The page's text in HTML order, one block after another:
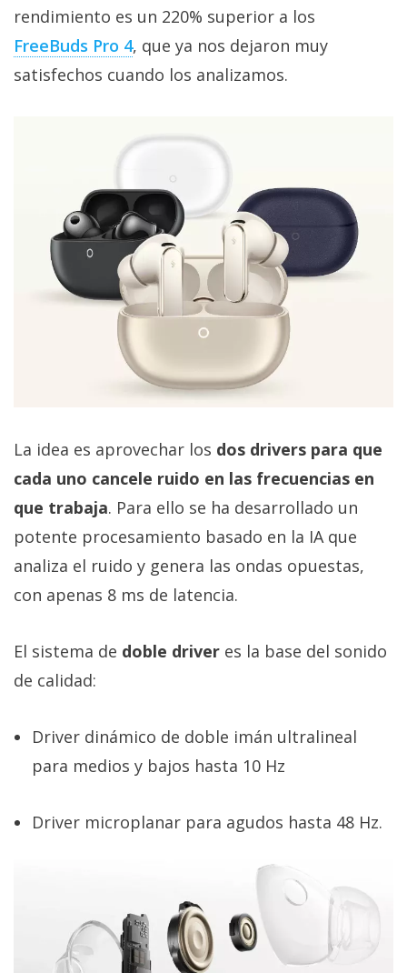
Publicidad
/
Cambiar
opciones
El medio de
comunicación
digital donde
encontrarás
comparativas,
trucos y
tutoriales.
El Grupo
Informático
(CC) 2006-
2026.Algunos
derechos
reservados
rendimiento es un 220% superior a los
FreeBuds Pro 4‎, que ya nos dejaron muy
satisfechos cuando los analizamos.
La idea es aprovechar los dos drivers para que
cada uno cancele ruido en las frecuencias en
que trabaja. Para ello se ha desarrollado un
potente procesamiento basado en la IA que
analiza el ruido y genera las ondas opuestas,
con apenas 8 ms de latencia.
El sistema de doble driver es la base del sonido
de calidad:
Driver dinámico de doble imán ultralineal
para medios y bajos hasta 10 Hz
Driver microplanar para agudos hasta 48 Hz.